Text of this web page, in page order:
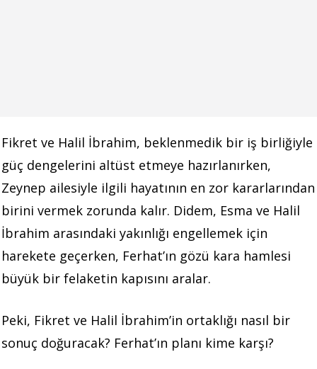
Fikret ve Halil İbrahim, beklenmedik bir iş birliğiyle
güç dengelerini altüst etmeye hazırlanırken,
Zeynep ailesiyle ilgili hayatının en zor kararlarından
birini vermek zorunda kalır. Didem, Esma ve Halil
İbrahim arasındaki yakınlığı engellemek için
harekete geçerken, Ferhat’ın gözü kara hamlesi
büyük bir felaketin kapısını aralar.
Peki, Fikret ve Halil İbrahim’in ortaklığı nasıl bir
sonuç doğuracak? Ferhat’ın planı kime karşı?